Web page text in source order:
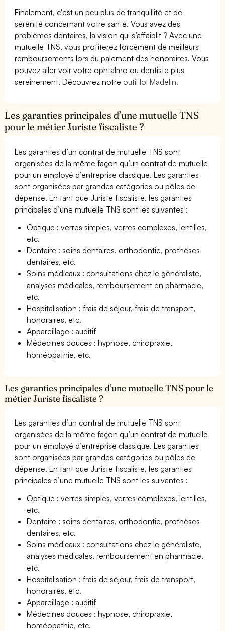
Finalement, c'est un peu plus de tranquillité et de
sérénité concernant votre santé. Vous avez des
problèmes dentaires, la vision qui s’affaiblit ? Avec une
mutuelle TNS, vous profiterez forcément de meilleurs
remboursements lors du paiement des honoraires. Vous
pouvez aller voir votre ophtalmo ou dentiste plus
sereinement. Découvrez notre outil loi Madelin.
Les garanties principales d’une mutuelle TNS
pour le métier Juriste fiscaliste ?
Les garanties d’un contrat de mutuelle TNS sont
organisées de la même façon qu’un contrat de mutuelle
pour un employé d’entreprise classique. Les garanties
sont organisées par grandes catégories ou pôles de
dépense. En tant que Juriste fiscaliste, les garanties
principales d’une mutuelle TNS sont les suivantes :
Optique : verres simples, verres complexes, lentilles,
etc.
Dentaire : soins dentaires, orthodontie, prothèses
dentaires, etc.
Soins médicaux : consultations chez le généraliste,
analyses médicales, remboursement en pharmacie,
etc.
Hospitalisation : frais de séjour, frais de transport,
honoraires, etc.
Appareillage : auditif
Médecines douces : hypnose, chiropraxie,
homéopathie, etc.
Les garanties principales d’une mutuelle TNS pour le
métier Juriste fiscaliste ?
Les garanties d’un contrat de mutuelle TNS sont
organisées de la même façon qu’un contrat de mutuelle
pour un employé d’entreprise classique. Les garanties
sont organisées par grandes catégories ou pôles de
dépense. En tant que Juriste fiscaliste, les garanties
principales d’une mutuelle TNS sont les suivantes :
Optique : verres simples, verres complexes, lentilles,
etc.
Dentaire : soins dentaires, orthodontie, prothèses
dentaires, etc.
Soins médicaux : consultations chez le généraliste,
analyses médicales, remboursement en pharmacie,
etc.
Hospitalisation : frais de séjour, frais de transport,
honoraires, etc.
Appareillage : auditif
Médecines douces : hypnose, chiropraxie,
homéopathie, etc.